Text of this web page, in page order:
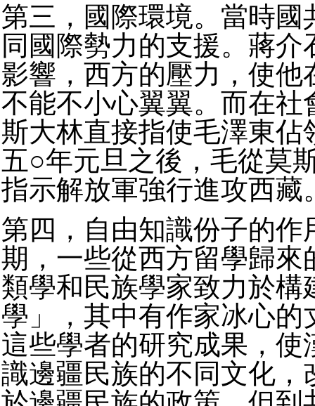
第三，國際環境。當時國
同國際勢力的支援。蔣介
影響，西方的壓力，使他
不能不小心翼翼。而在社
斯大林直接指使毛澤東佔
五○年元旦之後，毛從莫
指示解放軍強行進攻西藏
第四，自由知識份子的作
期，一些從西方留學歸來
類學和民族學家致力於構
學」，其中有作家冰心的
這些學者的研究成果，使
識邊疆民族的不同文化，